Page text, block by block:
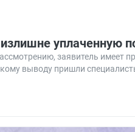
излишне уплаченную
заявитель имеет
выводу пришли